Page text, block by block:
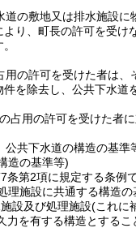
道の敷地又は排水施設に
り、町長の許可を受け
用の許可を受けた者は、
を除去し、公共下水道
の占用の許可を受けた者に
公共下水道の構造の基準
造の基準等)
条第2項に規定する条例
理施設に共通する構造の
設及び処理施設(これに
力を有する構造とするこ